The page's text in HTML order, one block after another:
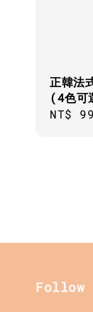
正韓法
(4色可
NT$
Follow